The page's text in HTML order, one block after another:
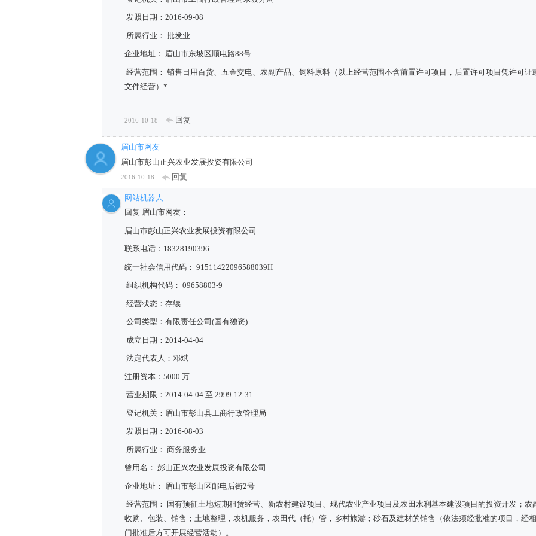
发照日期：2016-09-08
所属行业： 批发业
企业地址： 眉山市东坡区顺电路88号
经营范围： 销售日用百货、五金交电、农副产品、饲料原料（以上经营范围不含前置许可项目，后置许可项目凭许可证
文件经营）*
2016-10-18 回复
眉山市网友
眉山市彭山正兴农业发展投资有限公司
2016-10-18 回复
网站机器人
回复 眉山市网友：
眉山市彭山正兴农业发展投资有限公司
联系电话：18328190396
统一社会信用代码： 91511422096588039H
组织机构代码： 09658803-9
经营状态：存续
公司类型：有限责任公司(国有独资)
成立日期：2014-04-04
法定代表人：邓斌
注册资本：5000 万
营业期限：2014-04-04 至 2999-12-31
登记机关：眉山市彭山县工商行政管理局
发照日期：2016-08-03
所属行业： 商务服务业
曾用名： 彭山正兴农业发展投资有限公司
企业地址： 眉山市彭山区邮电后街2号
经营范围： 国有预征土地短期租赁经营、新农村建设项目、现代农业产业项目及农田水利基本建设项目的投资开发；农
收购、包装、销售；土地整理，农机服务，农田代（托）管，乡村旅游；砂石及建材的销售（依法须经批准的项目，经
门批准后方可开展经营活动）。